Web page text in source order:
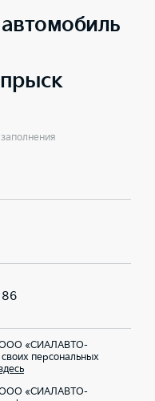
86
ООО «СИАЛАВТО-
персональных
ООО «СИАЛАВТО-